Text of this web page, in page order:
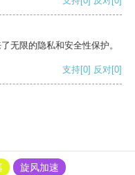
无限的隐私和安全性保护。
支持[0] 反对[0]
旋风加速